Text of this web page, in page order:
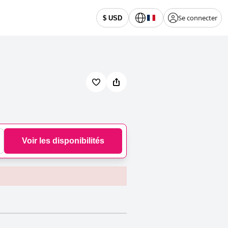
$ USD Se connecter
Voir les disponibilités